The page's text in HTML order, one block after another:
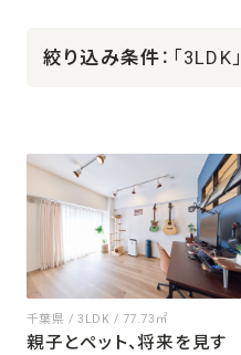
絞り込み条件 ：「3LDK」
千葉県 / 3LDK / 77.73㎡
親子とペット、将来を見す